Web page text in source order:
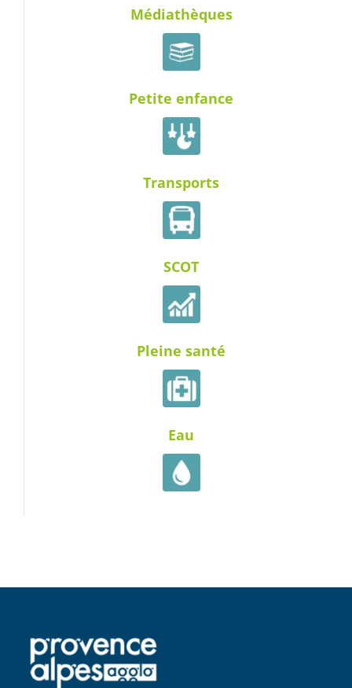
Médiathèques
Petite enfance
Transports
SCOT
Pleine santé
Eau